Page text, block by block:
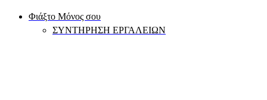
Φιάξτο Μόνος σου
ΣΥΝΤΗΡΗΣΗ ΕΡΓΑΛΕΙΩΝ